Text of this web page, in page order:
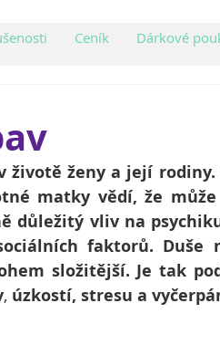
Ceník Dárkové
ženy a její rodiny.
matky vědí, že
důležitý vliv na
faktorů. Duše
složitější. Je tak
, úzkostí, stresu a